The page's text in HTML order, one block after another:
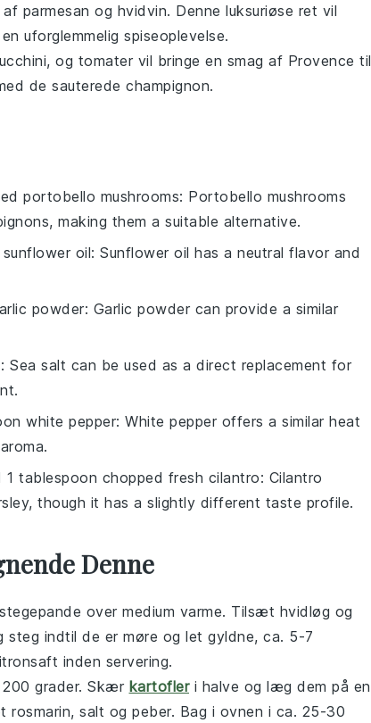
af parmesan og hvidvin. Denne luksuriøse ret vil
uforglemmelig spiseoplevelse.
, og tomater vil bringe en smag af Provence til
de sauterede champignon.
portobello mushrooms: Portobello mushrooms
making them a suitable alternative.
oil: Sunflower oil has a neutral flavor and
powder: Garlic powder can provide a similar
: Sea salt can be used as a direct replacement for
white pepper: White pepper offers a similar heat
1 tablespoon chopped fresh cilantro: Cilantro
though it has a slightly different taste profile.
Denne
over medium varme. Tilsæt hvidløg og
steg indtil de er møre og let gyldne, ca. 5-7
inden servering.
grader. Skær kartofleri halve og læg dem på en
rosmarin, salt og peber. Bag i ovnen i ca. 25-30